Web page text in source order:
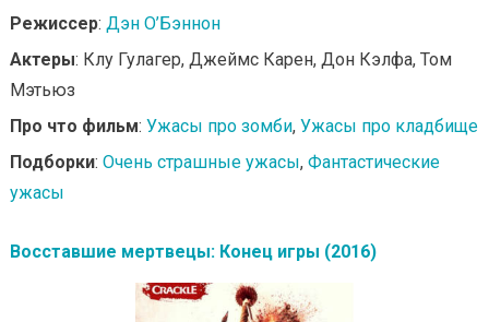
Режиссер: Дэн О’Бэннон
Актеры: Клу Гулагер, Джеймс Карен, Дон Кэлфа, Том
Мэтьюз
Про что фильм: Ужасы про зомби, Ужасы про кладбище
Подборки: Очень страшные ужасы, Фантастические
ужасы
Восставшие мертвецы: Конец игры (2016)